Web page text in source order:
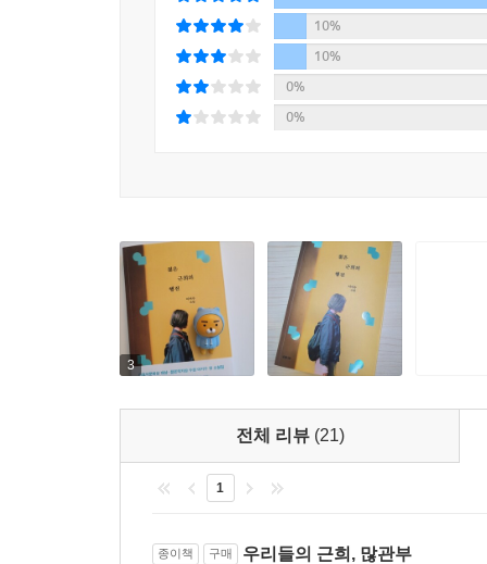
이서수가 그리는 세계엔 정답이 없다. 그것이
있고, 너무 다양한 삶이 있고, 오늘의 우리와 내
포장도로’가 있고, 기꺼이 비포장도로를 선택
“포기할 수는 없”기 때문에(소설가 강화길) 비포
한 가지는 알 것 같다. 근희의 행진은 나의 행진
있다. 나는 뺨으로 흘러내리는 눈물을 닦고, 콧
오근희를 바라보는 이 세상을 향해.
─나의 동생 많관부
나의 동생, 많은 관심 부탁드립니다. _〈젊은 근희
10%
10%
0%
0%
3
전체 리뷰 (21)
1
종이책 구매 우리들의 근희, 많관부